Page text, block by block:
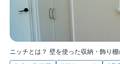
ニッチとは？ 壁を使った収納・飾り